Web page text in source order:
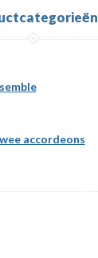
accordeons